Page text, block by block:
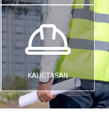
KALIGTASAN